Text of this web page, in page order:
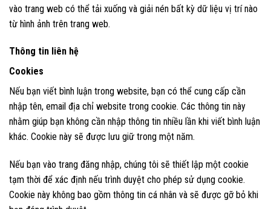
vào trang web có thể tải xuống và giải nén bất kỳ dữ liệu vị trí nào
từ hình ảnh trên trang web.
Thông tin liên hệ
Cookies
Nếu bạn viết bình luận trong website, bạn có thể cung cấp cần
nhập tên, email địa chỉ website trong cookie. Các thông tin này
nhằm giúp bạn không cần nhập thông tin nhiều lần khi viết bình luận
khác. Cookie này sẽ được lưu giữ trong một năm.
Nếu bạn vào trang đăng nhập, chúng tôi sẽ thiết lập một cookie
tạm thời để xác định nếu trình duyệt cho phép sử dụng cookie.
Cookie này không bao gồm thông tin cá nhân và sẽ được gỡ bỏ khi